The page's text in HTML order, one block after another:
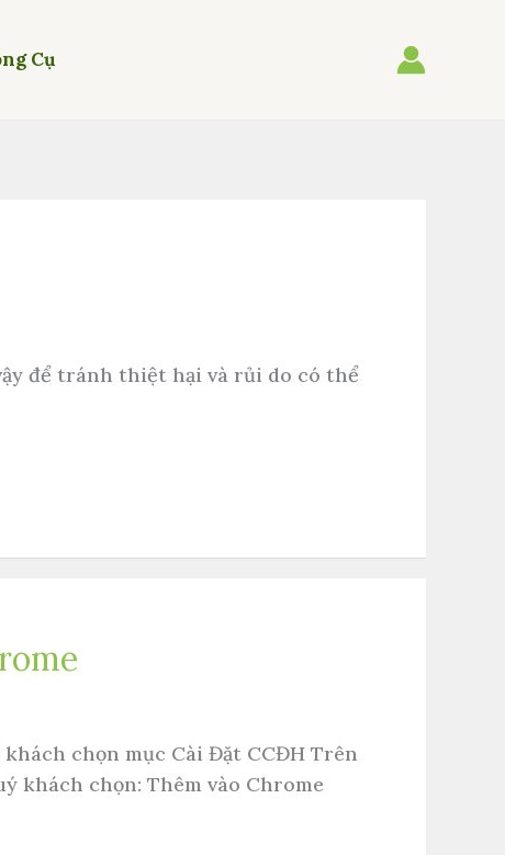
Cụ
để tránh thiệt hại và rủi do có thể
chọn mục Cài Đặt CCĐH Trên
khách chọn: Thêm vào Chrome